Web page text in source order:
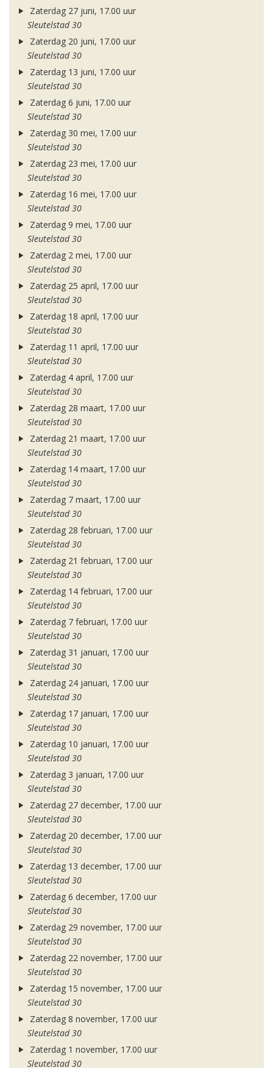
Zaterdag 27 juni, 17.00 uur
Sleutelstad 30
Zaterdag 20 juni, 17.00 uur
Sleutelstad 30
Zaterdag 13 juni, 17.00 uur
Sleutelstad 30
Zaterdag 6 juni, 17.00 uur
Sleutelstad 30
Zaterdag 30 mei, 17.00 uur
Sleutelstad 30
Zaterdag 23 mei, 17.00 uur
Sleutelstad 30
Zaterdag 16 mei, 17.00 uur
Sleutelstad 30
Zaterdag 9 mei, 17.00 uur
Sleutelstad 30
Zaterdag 2 mei, 17.00 uur
Sleutelstad 30
Zaterdag 25 april, 17.00 uur
Sleutelstad 30
Zaterdag 18 april, 17.00 uur
Sleutelstad 30
Zaterdag 11 april, 17.00 uur
Sleutelstad 30
Zaterdag 4 april, 17.00 uur
Sleutelstad 30
Zaterdag 28 maart, 17.00 uur
Sleutelstad 30
Zaterdag 21 maart, 17.00 uur
Sleutelstad 30
Zaterdag 14 maart, 17.00 uur
Sleutelstad 30
Zaterdag 7 maart, 17.00 uur
Sleutelstad 30
Zaterdag 28 februari, 17.00 uur
Sleutelstad 30
Zaterdag 21 februari, 17.00 uur
Sleutelstad 30
Zaterdag 14 februari, 17.00 uur
Sleutelstad 30
Zaterdag 7 februari, 17.00 uur
Sleutelstad 30
Zaterdag 31 januari, 17.00 uur
Sleutelstad 30
Zaterdag 24 januari, 17.00 uur
Sleutelstad 30
Zaterdag 17 januari, 17.00 uur
Sleutelstad 30
Zaterdag 10 januari, 17.00 uur
Sleutelstad 30
Zaterdag 3 januari, 17.00 uur
Sleutelstad 30
Zaterdag 27 december, 17.00 uur
Sleutelstad 30
Zaterdag 20 december, 17.00 uur
Sleutelstad 30
Zaterdag 13 december, 17.00 uur
Sleutelstad 30
Zaterdag 6 december, 17.00 uur
Sleutelstad 30
Zaterdag 29 november, 17.00 uur
Sleutelstad 30
Zaterdag 22 november, 17.00 uur
Sleutelstad 30
Zaterdag 15 november, 17.00 uur
Sleutelstad 30
Zaterdag 8 november, 17.00 uur
Sleutelstad 30
Zaterdag 1 november, 17.00 uur
Sleutelstad 30